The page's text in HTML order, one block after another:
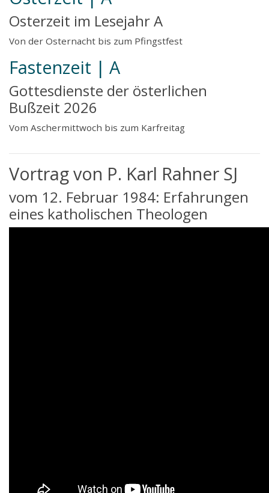
Osterzeit im Lesejahr A
Von der Osternacht bis zum Pfingstfest
Fastenzeit | A
Gottesdienste der österlichen
Bußzeit 2026
Vom Aschermittwoch bis zum Karfreitag
Vortrag von P. Karl Rahner SJ
vom 12. Februar 1984: Erfahrungen
eines katholischen Theologen